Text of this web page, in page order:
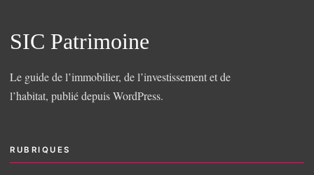
SIC Patrimoine
Le guide de l’immobilier, de l’investissement et de
l’habitat, publié depuis WordPress.
RUBRIQUES